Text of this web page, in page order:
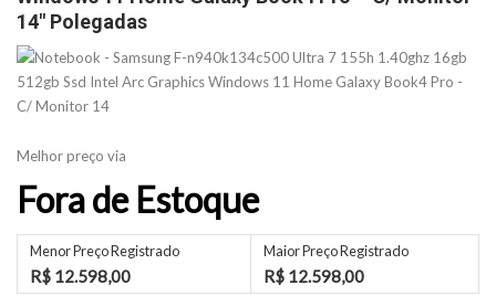
14″ Polegadas
Melhor preço via
Fora de Estoque
Menor Preço Registrado
R$ 12.598,00
Maior Preço Registrado
R$ 12.598,00